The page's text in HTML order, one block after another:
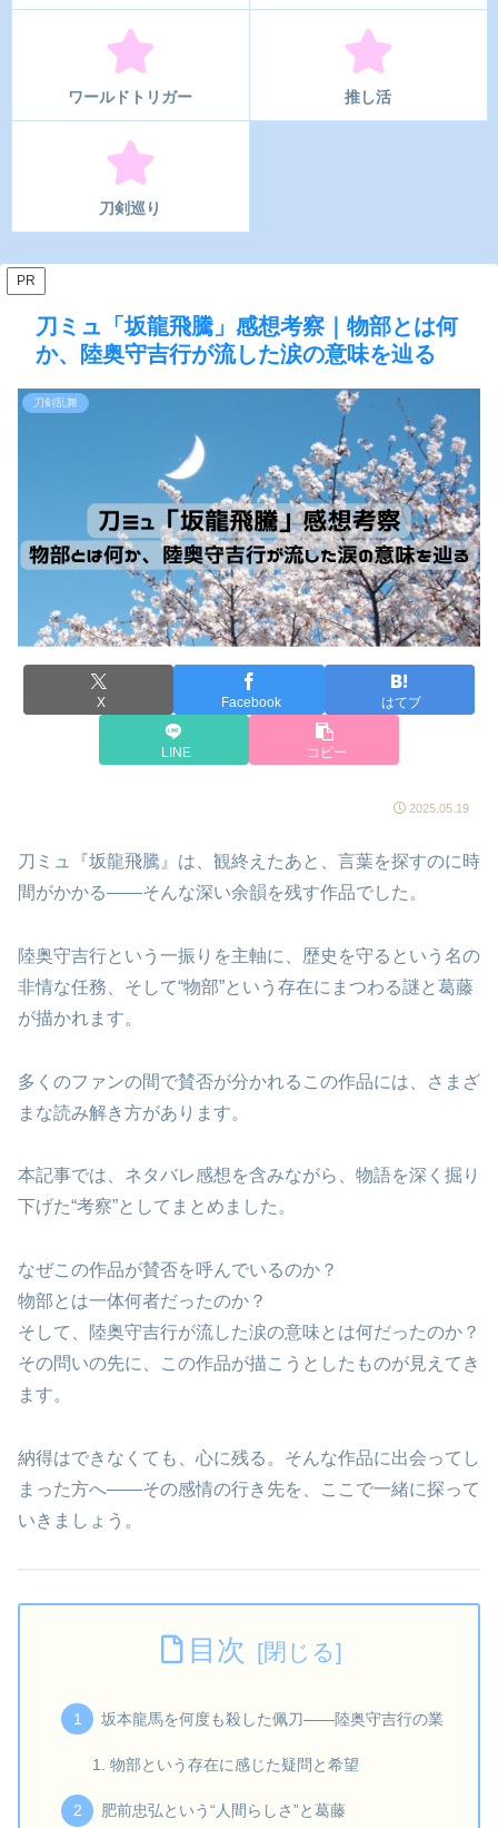
ワールドトリガー 推し活
刀剣巡り
PR
刀ミュ「坂龍飛騰」感想考察｜物部とは何
か、陸奥守吉行が流した涙の意味を辿る
刀剣乱舞
X Facebook はてブ
LINE コピー
2025.05.19
刀ミュ『坂龍飛騰』は、観終えたあと、言葉を探すのに時
間がかかる――そんな深い余韻を残す作品でした。
陸奥守吉行という一振りを主軸に、歴史を守るという名の
非情な任務、そして“物部”という存在にまつわる謎と葛藤
が描かれます。
多くのファンの間で賛否が分かれるこの作品には、さまざ
まな読み解き方があります。
本記事では、ネタバレ感想を含みながら、物語を深く掘り
下げた“考察”としてまとめました。
なぜこの作品が賛否を呼んでいるのか？
物部とは一体何者だったのか？
そして、陸奥守吉行が流した涙の意味とは何だったのか？
その問いの先に、この作品が描こうとしたものが見えてき
ます。
納得はできなくても、心に残る。そんな作品に出会ってし
まった方へ――その感情の行き先を、ここで一緒に探って
いきましょう。
目次
坂本龍馬を何度も殺した佩刀――陸奥守吉行の業
物部という存在に感じた疑問と希望
肥前忠弘という“人間らしさ”と葛藤